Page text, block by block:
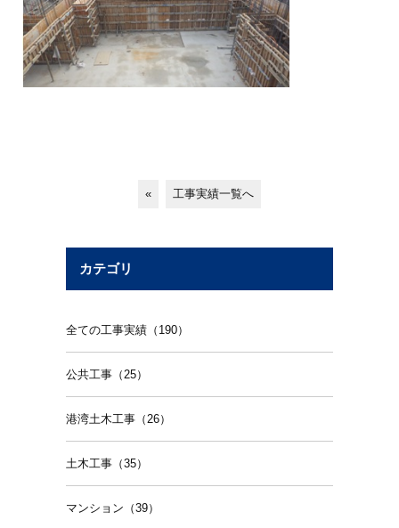
« 工事実績一覧へ
カテゴリ
全ての工事実績（190）
公共工事（25）
港湾土木工事（26）
土木工事（35）
マンション（39）